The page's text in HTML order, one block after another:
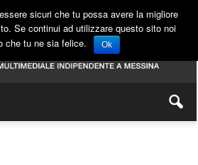
sicuri che tu possa avere la migliore
Se continui ad utilizzare questo sito noi
che tu ne sia felice.
Ok